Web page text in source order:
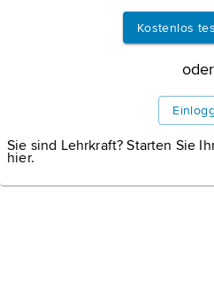
Kostenlos
oder
Sie sind Lehrkraft? Starten Sie
hier.